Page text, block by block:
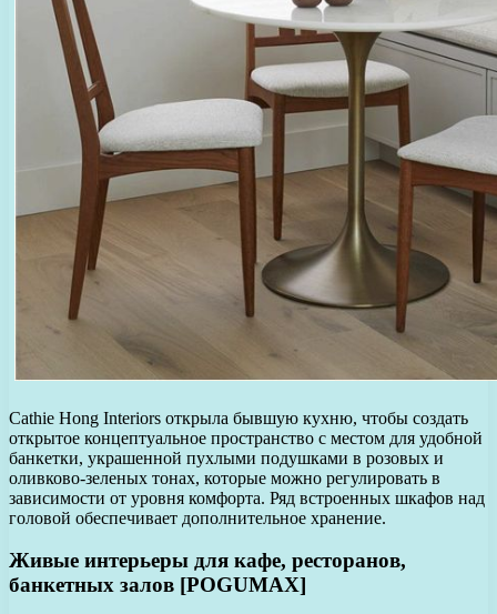
Cathie Hong Interiors открыла бывшую кухню, чтобы создать
открытое концептуальное пространство с местом для удобной
банкетки, украшенной пухлыми подушками в розовых и
оливково-зеленых тонах, которые можно регулировать в
зависимости от уровня комфорта. Ряд встроенных шкафов над
головой обеспечивает дополнительное хранение.
Живые интерьеры для кафе, ресторанов,
банкетных залов [POGUMAX]